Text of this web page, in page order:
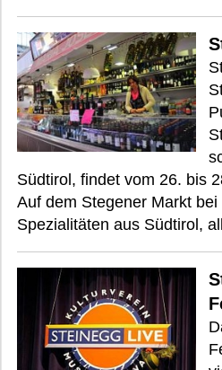
Südtirol, findet vom 26. bis
Auf dem Stegener Markt
Spezialitäten aus Südtirol,